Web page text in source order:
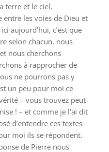
terre et le ciel,
entre les voies de Dieu et
aujourd’hui, c’est que
selon chacun, nous
nous cherchons
à rapprocher de
ne pourrons pas y
un peu pour moi ce
– vous trouvez peut-
! – et comme je l’ai dit
d’entendre ces textes
moi ils se répondent.
de Pierre nous